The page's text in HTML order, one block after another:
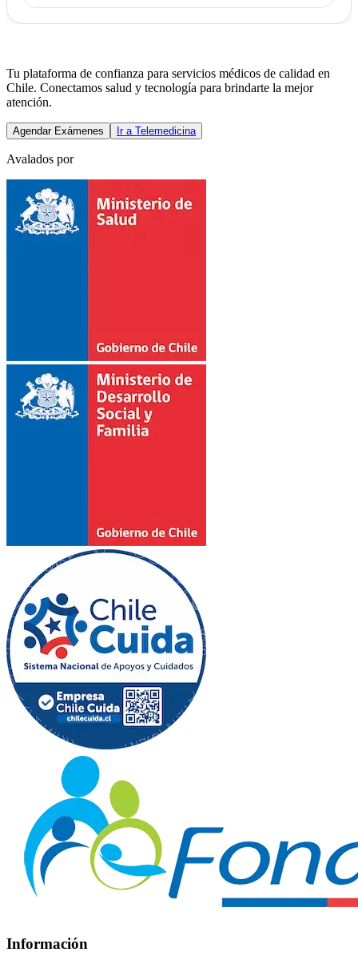
Tu plataforma de confianza para servicios médicos de calidad en
Chile. Conectamos salud y tecnología para brindarte la mejor
atención.
Agendar Exámenes Ir a Telemedicina
Avalados por
Información